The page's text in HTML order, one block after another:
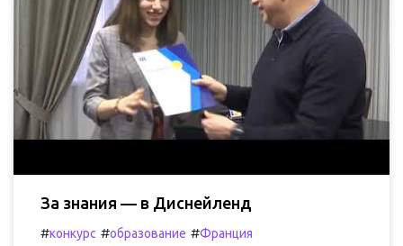
За знания — в Диснейленд
#конкурс #образование #Франция